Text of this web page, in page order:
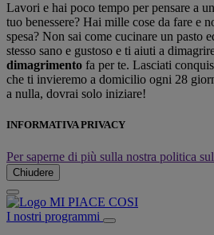
Lavori e hai poco tempo per pensare a
tuo benessere? Hai mille cose da fare e
spesa? Non sai come cucinare un pasto
stesso sano e gustoso e ti aiuti a
dimagrimento fa per te. Lasciati
che ti invieremo a domicilio ogni 28
a nulla, dovrai solo iniziare!
INFORMATIVA PRIVACY
Per saperne di più sulla nostra politica
Chiudere
I nostri programmi